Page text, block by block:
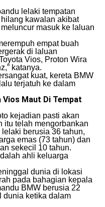
lelaki tempatan
kawalan akibat
masuk ke laluan
empat buah
di laluan
Vios, Proton Wira
katanya.
kuat, kereta BMW
terjatuh ke dalam
Vios Maut Di Tempat
kejadian pasti akan
itu telah mengorbankan
berusia 36 tahun,
emas (73 tahun) dan
sekecil 10 tahun.
ahli keluarga
dunia di lokasi
pada bahagian kepala
BMW berusia 22
dunia ketika dalam